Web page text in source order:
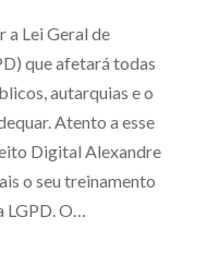
a Lei Geral de
que afetará todas
autarquias e o
Atento a esse
Digital Alexandre
o seu treinamento
LGPD. O…